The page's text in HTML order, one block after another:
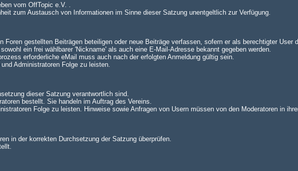
vom OffTopic e.V. .
zum Austausch von Informationen im Sinne dieser Satzung unentgeltlich zur Verfügung.
Foren gestellten Beiträgen beteiligen oder neue Beiträge verfassen, sofern er als berechtigter User
ein frei wählbarer 'Nickname' als auch eine E-Mail-Adresse bekannt gegeben werden.
erforderliche eMail muss auch nach der erfolgten Anmeldung gültig sein.
Administratoren Folge zu leisten.
dieser Satzung verantwortlich sind.
bestellt. Sie handeln im Auftrag des Vereins.
Folge zu leisten. Hinweise sowie Anfragen von Usern müssen von den Moderatoren in
in der korrekten Durchsetzung der Satzung überprüfen.